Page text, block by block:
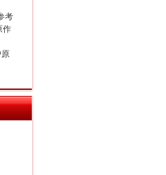
考
作